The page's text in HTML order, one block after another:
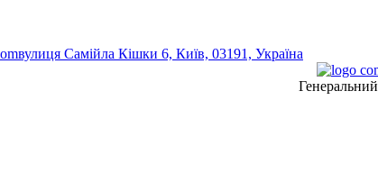
вулиця Самійла Кішки 6, Київ, 03191, Україна